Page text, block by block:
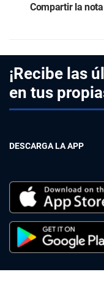
Compartir la
¡Recibe las
en tus
DESCARGA LA APP